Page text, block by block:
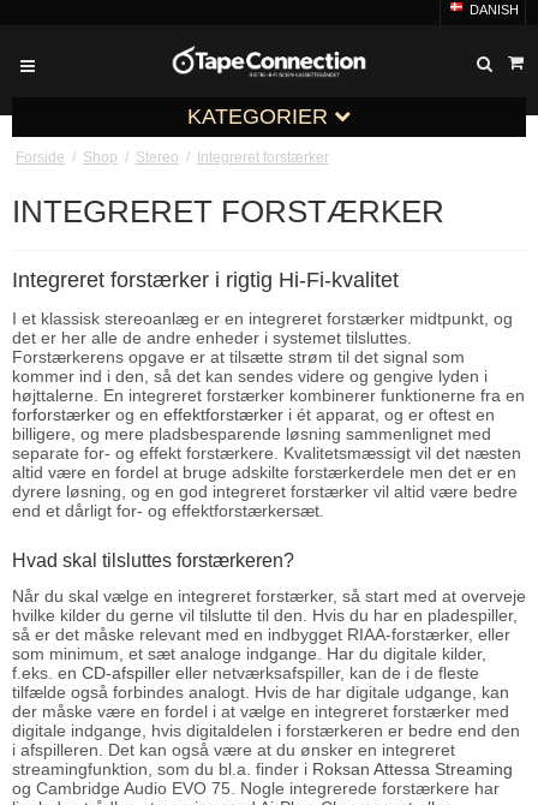
DANISH
KATEGORIER
Forside / Shop / Stereo / Integreret forstærker
INTEGRERET FORSTÆRKER
Integreret forstærker i rigtig Hi-Fi-kvalitet
I et klassisk stereoanlæg er en integreret forstærker midtpunkt, og
det er her alle de andre enheder i systemet tilsluttes.
Forstærkerens opgave er at tilsætte strøm til det signal som
kommer ind i den, så det kan sendes videre og gengive lyden i
højttalerne. En integreret forstærker kombinerer funktionerne fra en
forforstærker og en effektforstærker i ét apparat, og er oftest en
billigere, og mere pladsbesparende løsning sammenlignet med
separate for- og effekt forstærkere. Kvalitetsmæssigt vil det næsten
altid være en fordel at bruge adskilte forstærkerdele men det er en
dyrere løsning, og en god integreret forstærker vil altid være bedre
end et dårligt for- og effektforstærkersæt.
Hvad skal tilsluttes forstærkeren?
Når du skal vælge en integreret forstærker, så start med at overveje
hvilke kilder du gerne vil tilslutte til den. Hvis du har en pladespiller,
så er det måske relevant med en indbygget RIAA-forstærker, eller
som minimum, et sæt analoge indgange. Har du digitale kilder,
f.eks. en CD-afspiller eller netværksafspiller, kan de i de fleste
tilfælde også forbindes analogt. Hvis de har digitale udgange, kan
der måske være en fordel i at vælge en integreret forstærker med
digitale indgange, hvis digitaldelen i forstærkeren er bedre end den
i afspilleren. Det kan også være at du ønsker en integreret
streamingfunktion, som du bl.a. finder i Roksan Attessa Streaming
og Cambridge Audio EVO 75. Nogle integrerede forstærkere har